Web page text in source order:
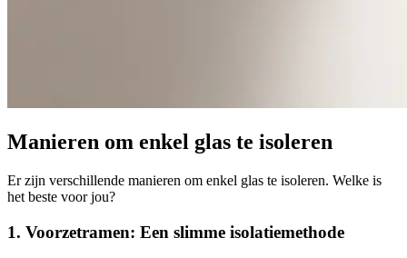
Manieren om enkel glas te isoleren
Er zijn verschillende manieren om enkel glas te isoleren. Welke is
het beste voor jou?
1. Voorzetramen: Een slimme isolatiemethode